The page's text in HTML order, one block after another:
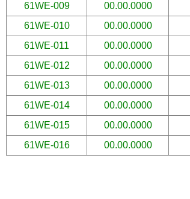
61WE-009
00.00.0000
61WE-010
00.00.0000
61WE-011
00.00.0000
61WE-012
00.00.0000
61WE-013
00.00.0000
61WE-014
00.00.0000
61WE-015
00.00.0000
61WE-016
00.00.0000